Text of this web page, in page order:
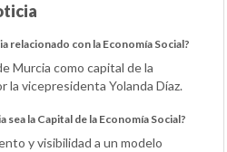
relacionado con la Economía Social?
Murcia como capital de la
la vicepresidenta Yolanda Díaz.
la Capital de la Economía Social?
y visibilidad a un modelo